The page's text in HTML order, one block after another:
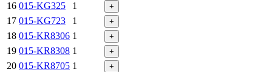
16 015-KG325 1 +
17 015-KG723 1 +
18 015-KR8306 1 +
19 015-KR8308 1 +
20 015-KR8705 1 +